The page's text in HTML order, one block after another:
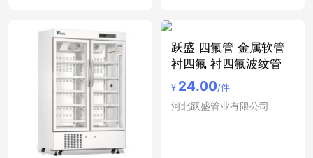
跃盛 四氟管 金属软管
衬四氟 衬四氟波纹管
¥ 24.00/件
河北跃盛管业有限公司